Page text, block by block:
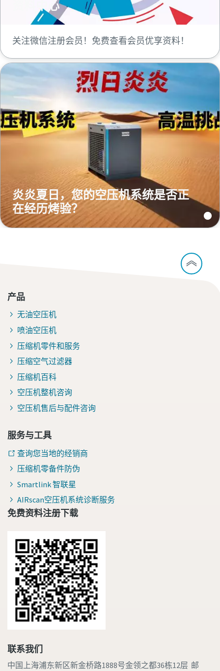
资料中心
关注微信注册会员！免费查看会员优享资料！
炎炎夏日，您的空压机系统是否正
在经历烤验？
产品
无油空压机
喷油空压机
压缩机零件和服务
压缩空气过滤器
压缩机百科
空压机整机咨询
空压机售后与配件咨询
服务与工具
查询您当地的经销商
压缩机零备件防伪
Smartlink 智联星
AIRscan空压机系统诊断服务
免费资料注册下载
联系我们
中国上海浦东新区新金桥路1888号金领之都36栋12层 邮